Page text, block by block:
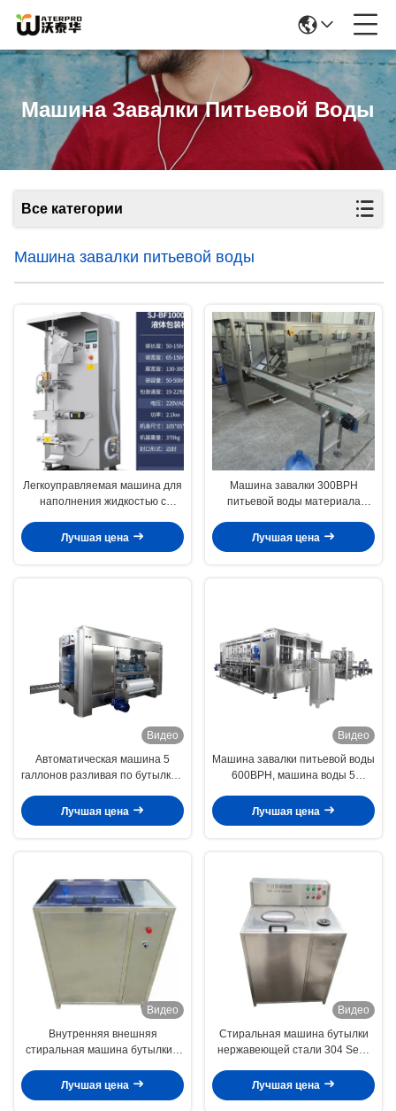
Машина Завалки Питьевой Воды
Все категории
Машина завалки питьевой воды
Легкоуправляемая машина для
наполнения жидкостью с
BPH 220В
Лучшая цена
Машина завалки 300BPH
питьевой воды материала
Лучшая цена
Видео
Автоматическая машина 5
галлонов разливая по бутылкам
PLC
Лучшая цена
Видео
Машина завалки питьевой воды
600BPH, машина воды 5
полноавтоматическая
Лучшая цена
Видео
Внутренняя внешняя
стиральная машина бутылки с
галлонов
Лучшая цена
Видео
Стиральная машина бутылки
нержавеющей стали 304 Semi
галлонов
Лучшая цена